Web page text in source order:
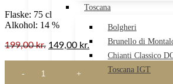
Toscana
Bolgheri
Brunello di
Chianti Classico
Toscana IGT
Flaske: 75 cl
Alkohol: 14 %
199,00kr. 149,00 kr.
Confunditur